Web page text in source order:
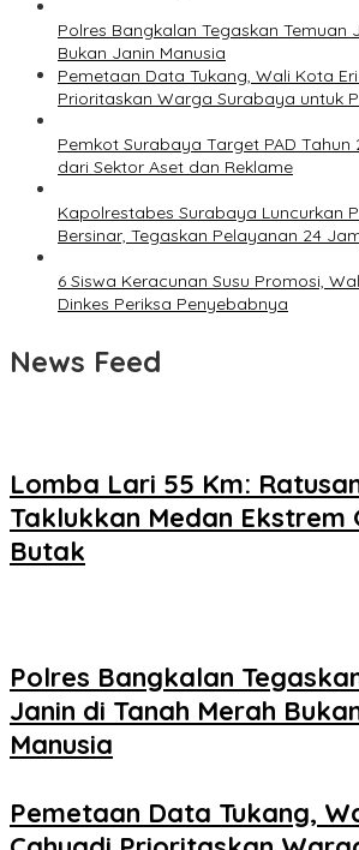
Polres Bangkalan Tegaskan Temuan
Bukan Janin Manusia
Pemetaan Data Tukang, Wali Kota
Prioritaskan Warga Surabaya untuk
Pemkot Surabaya Target PAD Tahun
dari Sektor Aset dan Reklame
Kapolrestabes Surabaya Luncurkan
Bersinar, Tegaskan Pelayanan 24
6 Siswa Keracunan Susu Promosi,
Dinkes Periksa Penyebabnya
News Feed
Lomba Lari 55 Km:
Taklukkan Medan Ekstrem
Butak
Polres Bangkalan
Janin di Tanah Merah
Manusia
Pemetaan Data Tukang,